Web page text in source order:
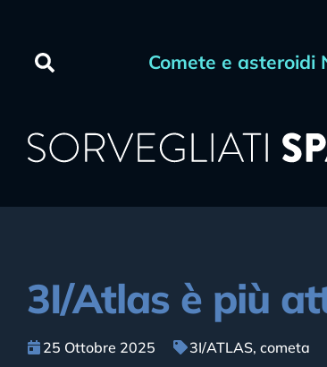
Comete e asteroidi
3I/Atlas è più
25 Ottobre 2025 3I/ATLAS, cometa